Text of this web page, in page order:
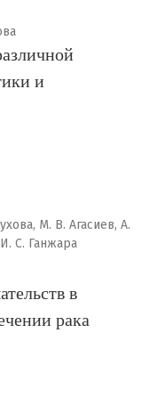
и
М. В. Агасиев, А.
С. Ганжара
в
рака